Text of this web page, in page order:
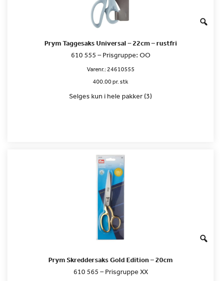
Prym Taggesaks Universal – 22cm – rustfri
610 555 – Prisgruppe: OO
Varenr.:24610555
400.00 pr. stk
Selges kun i hele pakker (3)
Prym Skreddersaks Gold Edition – 20cm
610 565 – Prisgruppe XX